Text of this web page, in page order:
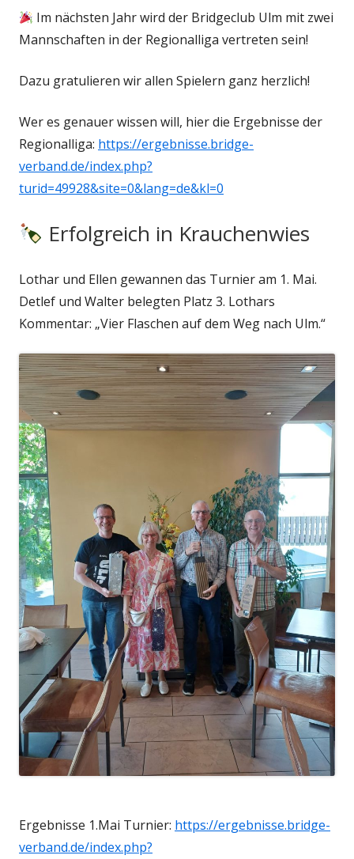
Im nächsten Jahr wird der Bridgeclub Ulm mit zwei
Mannschaften in der Regionalliga vertreten sein!
Dazu gratulieren wir allen Spielern ganz herzlich!
Wer es genauer wissen will, hier die Ergebnisse der
Regionalliga: https://ergebnisse.bridge-
verband.de/index.php?
turid=49928&site=0&lang=de&kl=0
Erfolgreich in Krauchenwies
Lothar und Ellen gewannen das Turnier am 1. Mai.
Detlef und Walter belegten Platz 3. Lothars
Kommentar: „Vier Flaschen auf dem Weg nach Ulm.“
Ergebnisse 1.Mai Turnier: https://ergebnisse.bridge-
verband.de/index.php?